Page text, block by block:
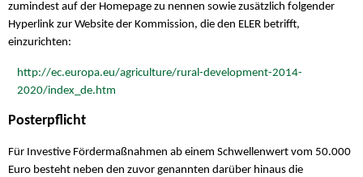
zumindest auf der Homepage zu nennen sowie zusätzlich folgender
Hyperlink zur Website der Kommission, die den ELER betrifft,
einzurichten:
http://ec.europa.eu/agriculture/rural-development-2014-
2020/index_de.htm
Posterpflicht
Für Investive Fördermaßnahmen ab einem Schwellenwert vom 50.000
Euro besteht neben den zuvor genannten darüber hinaus die